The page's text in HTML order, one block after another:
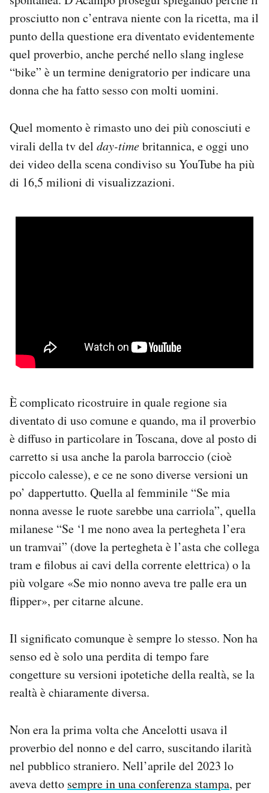
prosciutto non c’entrava niente con la ricetta, ma il
punto della questione era diventato evidentemente
quel proverbio, anche perché nello slang inglese
“bike” è un termine denigratorio per indicare una
donna che ha fatto sesso con molti uomini.
Quel momento è rimasto uno dei più conosciuti e
virali della tv del day-timebritannica, e oggi uno
dei video della scena condiviso su YouTube ha più
di 16,5 milioni di visualizzazioni.
È complicato ricostruire in quale regione sia
diventato di uso comune e quando, ma il proverbio
è diffuso in particolare in Toscana, dove al posto di
carretto si usa anche la parola barroccio (cioè
piccolo calesse), e ce ne sono diverse versioni un
po’ dappertutto. Quella al femminile “Se mia
nonna avesse le ruote sarebbe una carriola”, quella
milanese “Se ‘l me nono avea la pertegheta l’era
un tramvai” (dove la pertegheta è l’asta che collega
tram e filobus ai cavi della corrente elettrica) o la
più volgare «Se mio nonno aveva tre palle era un
flipper», per citarne alcune.
Il significato comunque è sempre lo stesso. Non ha
senso ed è solo una perdita di tempo fare
congetture su versioni ipotetiche della realtà, se la
realtà è chiaramente diversa.
Non era la prima volta che Ancelotti usava il
proverbio del nonno e del carro, suscitando ilarità
nel pubblico straniero. Nell’aprile del 2023 lo
aveva detto sempre in una conferenza stampa, per